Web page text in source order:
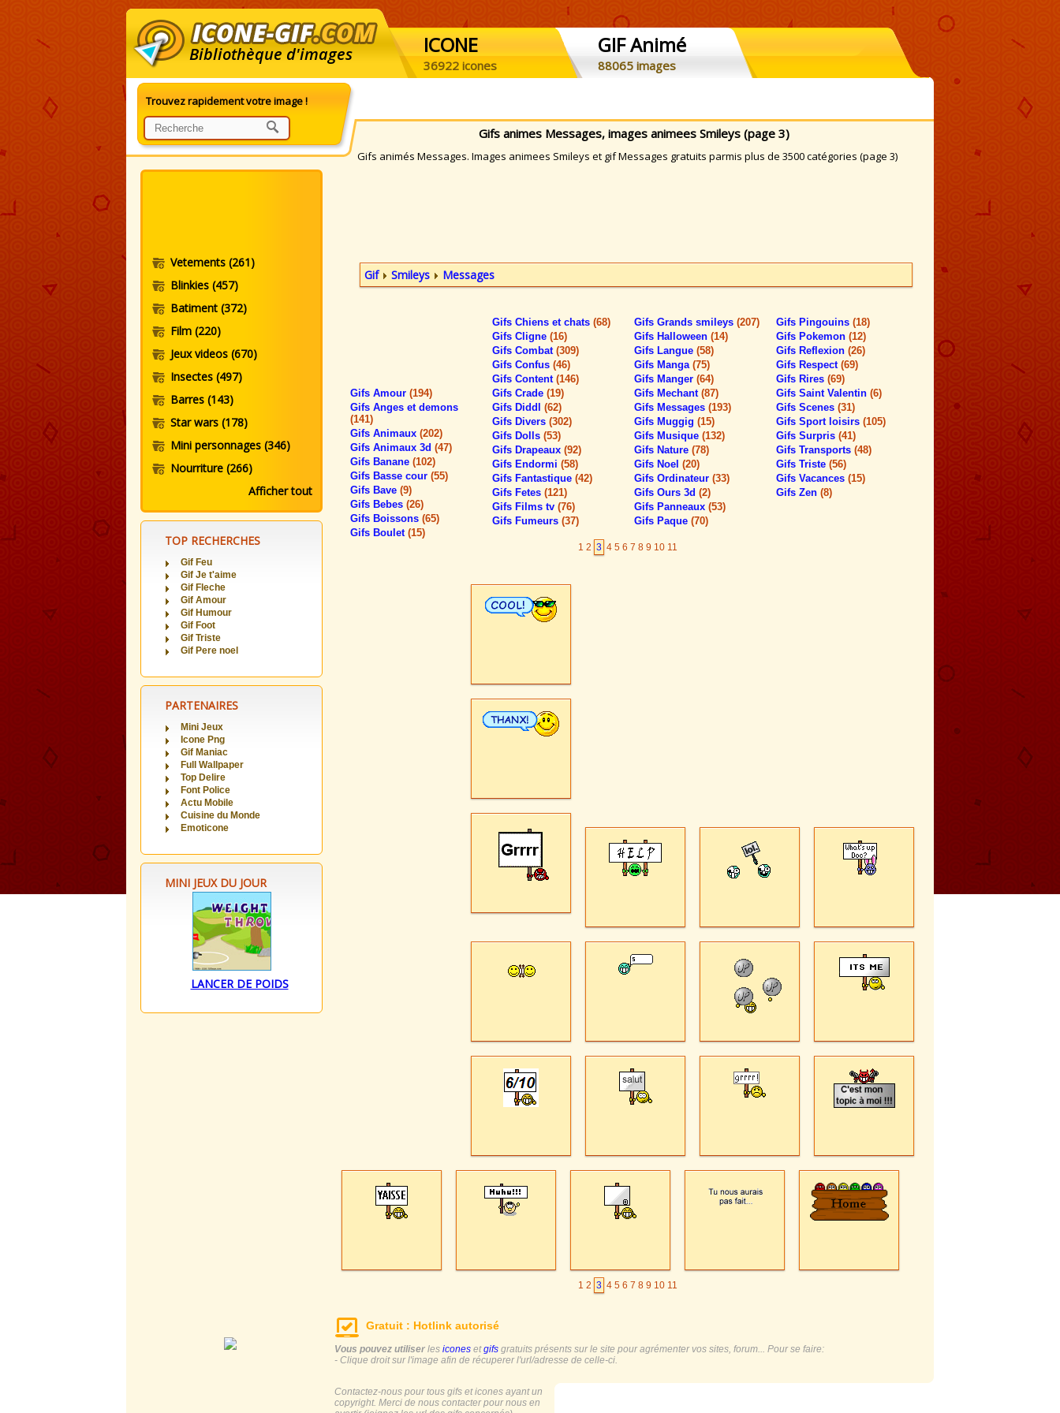
Bibliothèque d'images ICONE
36922 icones
GIF Animé
88065 images
Trouvez rapidement votre image !
Vetements (261)
Blinkies (457)
Batiment (372)
Film (220)
Jeux videos (670)
Insectes (497)
Barres (143)
Star wars (178)
Mini personnages (346)
Nourriture (266)
Afficher tout
TOP RECHERCHES
Gif Feu
Gif Je t'aime
Gif Fleche
Gif Amour
Gif Humour
Gif Foot
Gif Triste
Gif Pere noel
PARTENAIRES
Mini Jeux
Icone Png
Gif Maniac
Full Wallpaper
Top Delire
Font Police
Actu Mobile
Cuisine du Monde
Emoticone
MINI JEUX DU JOUR
LANCER DE POIDS
Gifs animes Messages, images animees Smileys (page 3)
Gifs animés Messages. Images animees Smileys et gif Messages gratuits parmis plus de 3500 catégories (page 3)
Gif Smileys Messages
Gifs Amour (194)
Gifs Anges et demons
(141)
Gifs Animaux (202)
Gifs Animaux 3d (47)
Gifs Banane (102)
Gifs Basse cour (55)
Gifs Bave (9)
Gifs Bebes (26)
Gifs Boissons (65)
Gifs Boulet (15)
Gifs Chiens et chats (68)
Gifs Cligne (16)
Gifs Combat (309)
Gifs Confus (46)
Gifs Content (146)
Gifs Crade (19)
Gifs Diddl (62)
Gifs Divers (302)
Gifs Dolls (53)
Gifs Drapeaux (92)
Gifs Endormi (58)
Gifs Fantastique (42)
Gifs Fetes (121)
Gifs Films tv (76)
Gifs Fumeurs (37)
Gifs Grands smileys (207)
Gifs Halloween (14)
Gifs Langue (58)
Gifs Manga (75)
Gifs Manger (64)
Gifs Mechant (87)
Gifs Messages (193)
Gifs Muggig (15)
Gifs Musique (132)
Gifs Nature (78)
Gifs Noel (20)
Gifs Ordinateur (33)
Gifs Ours 3d (2)
Gifs Panneaux (53)
Gifs Paque (70)
Gifs Pingouins (18)
Gifs Pokemon (12)
Gifs Reflexion (26)
Gifs Respect (69)
Gifs Rires (69)
Gifs Saint Valentin (6)
Gifs Scenes (31)
Gifs Sport loisirs (105)
Gifs Surpris (41)
Gifs Transports (48)
Gifs Triste (56)
Gifs Vacances (15)
Gifs Zen (8)
1 2 3 4 5 6 7 8 9 10 11
1 2 3 4 5 6 7 8 9 10 11
Gratuit : Hotlink autorisé
Vous pouvez utiliser les icones etgifs gratuits présents sur le site pour agrémenter vos sites, forum... Pour se faire:
- Clique droit sur l'image afin de récuperer l'url/adresse de celle-ci.
Contactez-nous pour tous gifs et icones ayant un
copyright. Merci de nous contacter pour nous en